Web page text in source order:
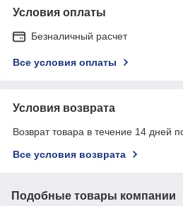
Условия оплаты
Безналичный расчет
Все условия оплаты
Условия возврата
Возврат товара в течение 14 дней
Все условия возврата
Подобные товары компании